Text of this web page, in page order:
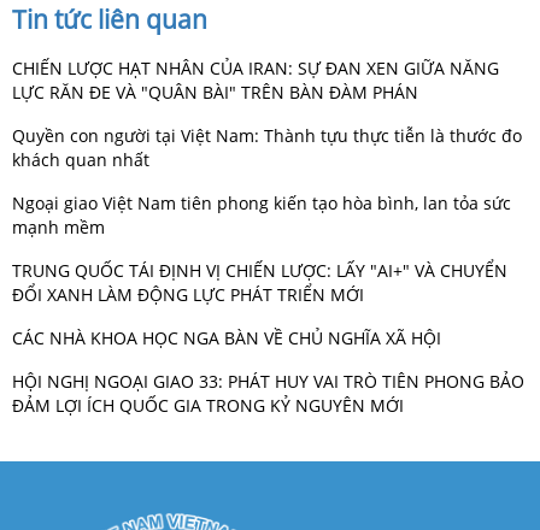
Tin tức liên quan
CHIẾN LƯỢC HẠT NHÂN CỦA IRAN: SỰ ĐAN XEN GIỮA NĂNG
LỰC RĂN ĐE VÀ "QUÂN BÀI" TRÊN BÀN ĐÀM PHÁN
Quyền con người tại Việt Nam: Thành tựu thực tiễn là thước đo
khách quan nhất
Ngoại giao Việt Nam tiên phong kiến tạo hòa bình, lan tỏa sức
mạnh mềm
TRUNG QUỐC TÁI ĐỊNH VỊ CHIẾN LƯỢC: LẤY "AI+" VÀ CHUYỂN
ĐỔI XANH LÀM ĐỘNG LỰC PHÁT TRIỂN MỚI
CÁC NHÀ KHOA HỌC NGA BÀN VỀ CHỦ NGHĨA XÃ HỘI
HỘI NGHỊ NGOẠI GIAO 33: PHÁT HUY VAI TRÒ TIÊN PHONG BẢO
ĐẢM LỢI ÍCH QUỐC GIA TRONG KỶ NGUYÊN MỚI